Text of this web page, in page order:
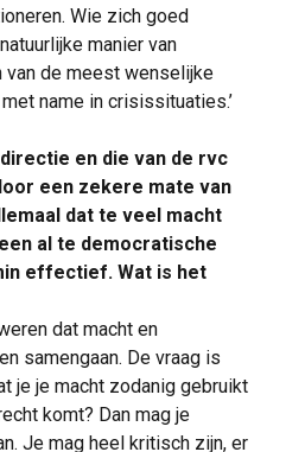
Wie zich goed
manier van
van de meest wenselijke
name in crisissituaties.’
en die van de rvc
een zekere mate van
dat te veel macht
al te democratische
effectief. Wat is het
dat macht en
samengaan. De vraag is
je je macht zodanig gebruikt
komt? Dan mag je
Je mag heel kritisch zijn, er